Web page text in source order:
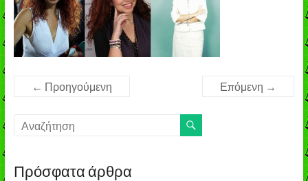
← Προηγούμενη Επόμενη →
Πρόσφατα άρθρα